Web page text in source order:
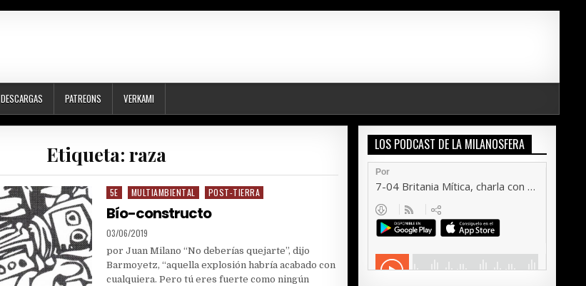
DESCARGAS PATREONS VERKAMI
Etiqueta: raza
Posted
in
5E MULTIAMBIENTAL POST-TIERRA
Bío-constructo
PUBLISHED
DATE:
03/06/2019
por Juan Milano “No deberías quejarte”, dijo
Barmoyetz, “aquella explosión habría acabado con
cualquiera. Pero tú eres fuerte como ningún
LOS PODCAST DE LA MILANOSFERA